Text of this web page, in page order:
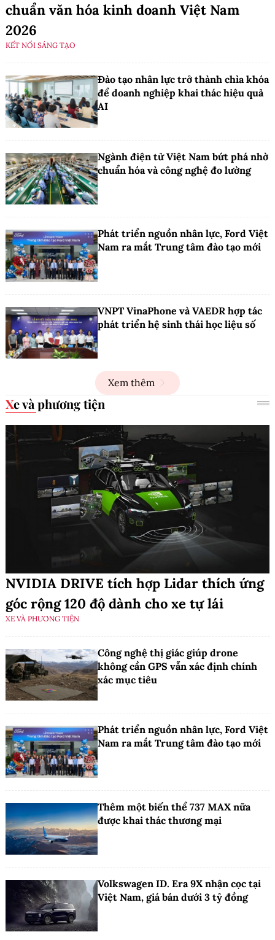
chuẩn văn hóa kinh doanh Việt Nam
2026
KẾT NỐI SÁNG TẠO
Đào tạo nhân lực trở thành chìa khóa
để doanh nghiệp khai thác hiệu quả
AI
Ngành điện tử Việt Nam bứt phá nhờ
chuẩn hóa và công nghệ đo lường
Phát triển nguồn nhân lực, Ford Việt
Nam ra mắt Trung tâm đào tạo mới
VNPT VinaPhone và VAEDR hợp tác
phát triển hệ sinh thái học liệu số
Xem thêm
Xe và phương tiện
NVIDIA DRIVE tích hợp Lidar thích ứng
góc rộng 120 độ dành cho xe tự lái
XE VÀ PHƯƠNG TIỆN
Công nghệ thị giác giúp drone
không cần GPS vẫn xác định chính
xác mục tiêu
Phát triển nguồn nhân lực, Ford Việt
Nam ra mắt Trung tâm đào tạo mới
Thêm một biến thể 737 MAX nữa
được khai thác thương mại
Volkswagen ID. Era 9X nhận cọc tại
Việt Nam, giá bán dưới 3 tỷ đồng